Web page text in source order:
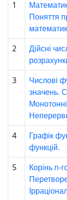
1
Поняття
2
Дійсні
3
Числові
значень.
4
Графік
функцій.
5
Корінь n-